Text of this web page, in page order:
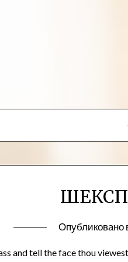
Опубликовано
and tell the face thou